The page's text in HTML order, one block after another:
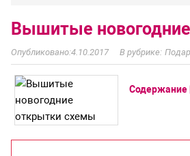
Вышитые
4.10.2017
Содержание